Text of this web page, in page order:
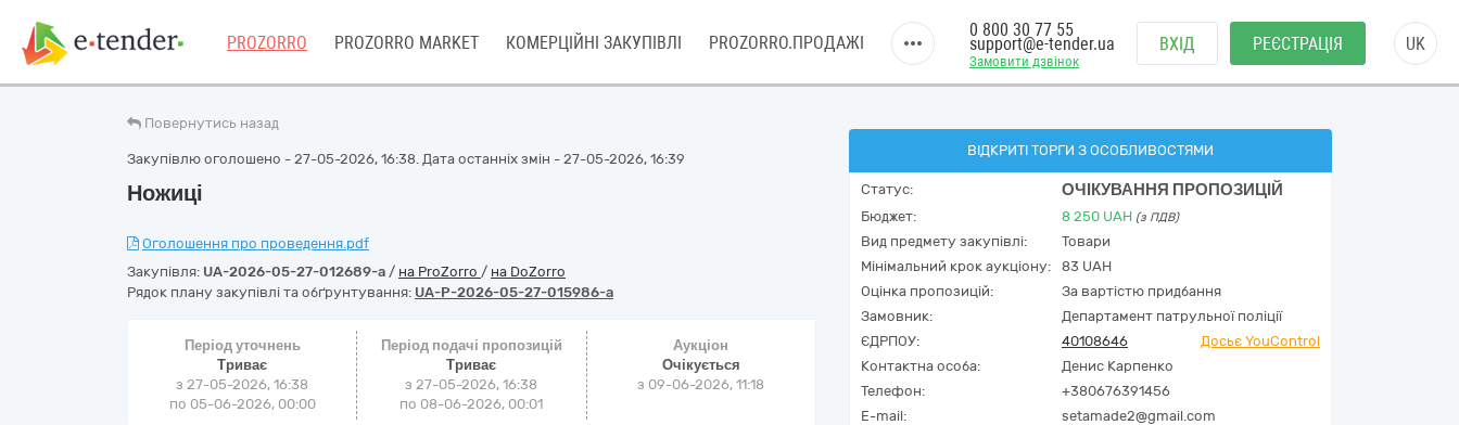
PROZORRO PROZORRO MARKET КОМЕРЦІЙНІ ЗАКУПІВЛІ PROZORRO.ПРОДАЖІ
Замовити дзвінок
0 800 30 77 55
support@e-tender.ua ВХІД РЕЄСТРАЦІЯ UK
Повернутись назад
Закупівлю оголошено - 27-05-2026, 16:38. Дата останніх змін - 27-05-2026, 16:39
Ножиці
Оголошення про проведення.pdf
Закупівля: UA-2026-05-27-012689-a / на ProZorro / на DoZorro
Рядок плану закупівлі та обґрунтування: UA-P-2026-05-27-015986-a
Період уточнень
Триває
з 27-05-2026, 16:38
по 05-06-2026, 00:00
Період подачі пропозицій
Триває
з 27-05-2026, 16:38
по 08-06-2026, 00:01
Аукціон
Очікується
з 09-06-2026, 11:18
ВІДКРИТІ ТОРГИ З ОСОБЛИВОСТЯМИ
Статус: ОЧІКУВАННЯ ПРОПОЗИЦІЙ
Бюджет: 8 250 UAH (з ПДВ)
Вид предмету закупівлі:
Товари
Мінімальний крок аукціону:
83 UAH
Оцінка пропозицій:
За вартістю придбання
Замовник:
Департамент патрульної поліції
ЄДРПОУ:
40108646
Досьє YouControl
Контактна особа:
Денис Карпенко
Телефон:
+380676391456
E-mail:
setamade2@gmail.com